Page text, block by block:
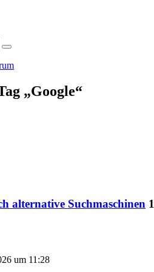
„Google“
alternative Suchmaschinen
um 11:28